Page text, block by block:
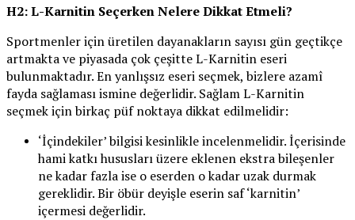
H2: L-Karnitin Seçerken Nelere Dikkat Etmeli?
Sportmenler için üretilen dayanakların sayısı gün geçtikçe
artmakta ve piyasada çok çeşitte L-Karnitin eseri
bulunmaktadır. En yanlışsız eseri seçmek, bizlere azamî
fayda sağlaması ismine değerlidir. Sağlam L-Karnitin
seçmek için birkaç püf noktaya dikkat edilmelidir:
‘İçindekiler’ bilgisi kesinlikle incelenmelidir. İçerisinde
hami katkı hususları üzere eklenen ekstra bileşenler
ne kadar fazla ise o eserden o kadar uzak durmak
gereklidir. Bir öbür deyişle eserin saf ‘karnitin’
içermesi değerlidir.